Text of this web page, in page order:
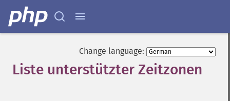
Change language:
Liste unterstützter Zeitzonen